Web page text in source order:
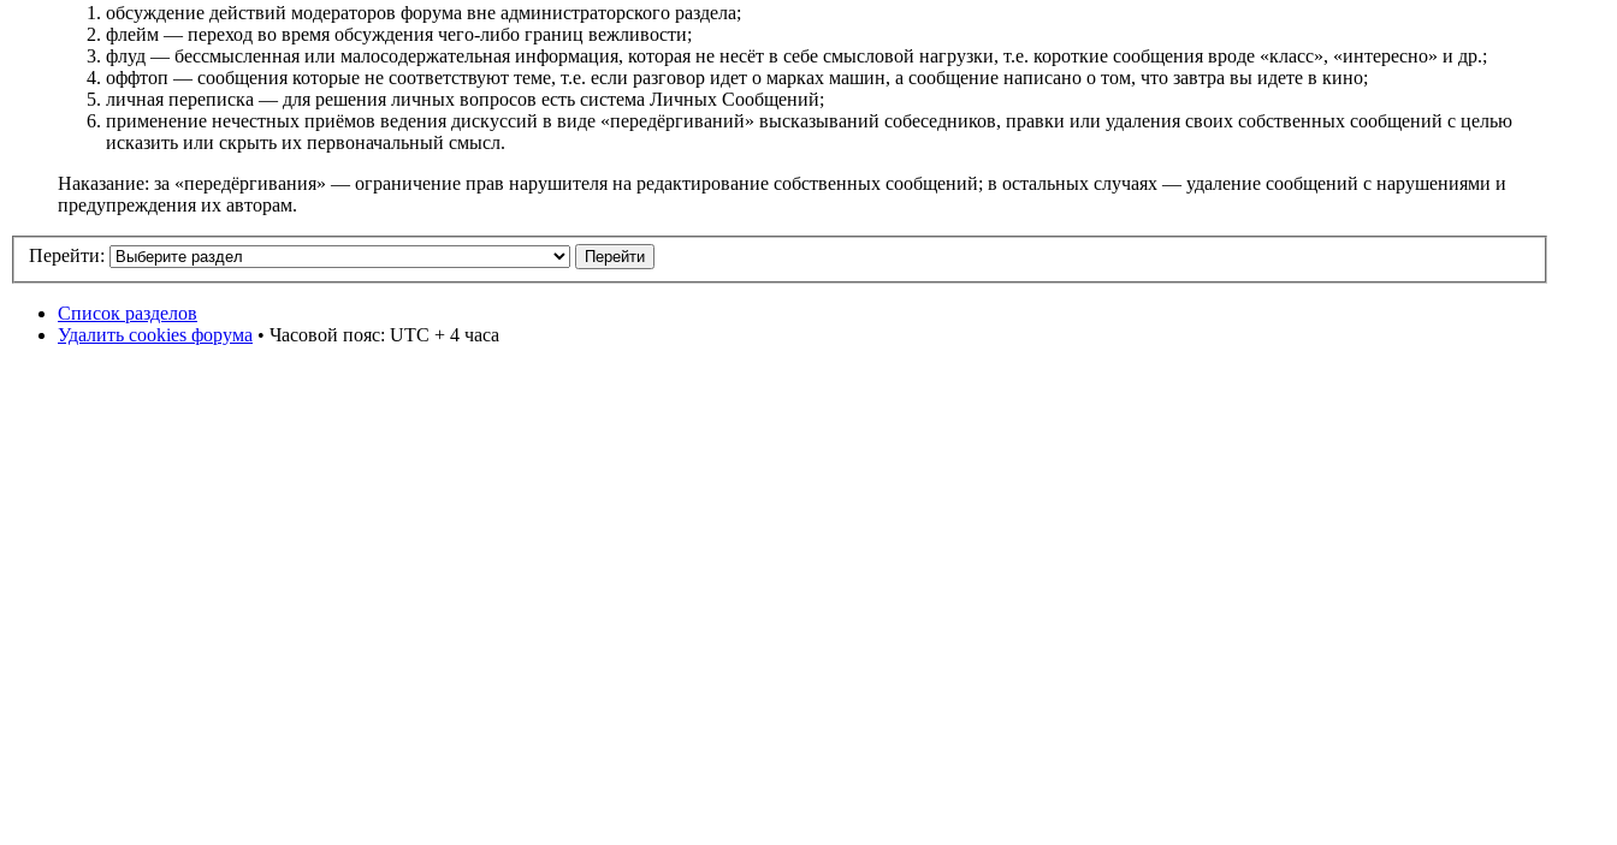
обсуждение действий модераторов форума вне администраторского раздела;
флейм — переход во время обсуждения чего-либо границ вежливости;
флуд — бессмысленная или малосодержательная информация, которая не несёт в себе смысловой нагрузки, т.е. короткие сообщения вроде «класс», «интересно» и др.;
оффтоп — сообщения которые не соответствуют теме, т.е. если разговор идет о марках машин, а сообщение написано о том, что завтра вы идете в кино;
личная переписка — для решения личных вопросов есть система Личных Сообщений;
применение нечестных приёмов ведения дискуссий в виде «передёргиваний» высказываний собеседников, правки или удаления своих собственных сообщений с целью
исказить или скрыть их первоначальный смысл.
Наказание: за «передёргивания» — ограничение прав нарушителя на редактирование собственных сообщений; в остальных случаях — удаление сообщений с нарушениями и
предупреждения их авторам.
Перейти:
Список разделов
Удалить cookies форума • Часовой пояс: UTC + 4 часа